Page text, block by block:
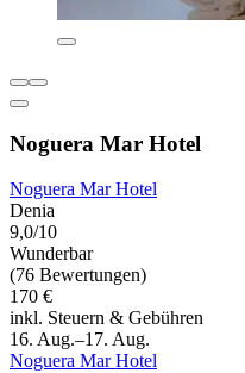
Noguera Mar Hotel
Noguera Mar Hotel
Denia
9,0/10
Wunderbar
(76 Bewertungen)
170 €
inkl. Steuern & Gebühren
16. Aug.–17. Aug.
Noguera Mar Hotel